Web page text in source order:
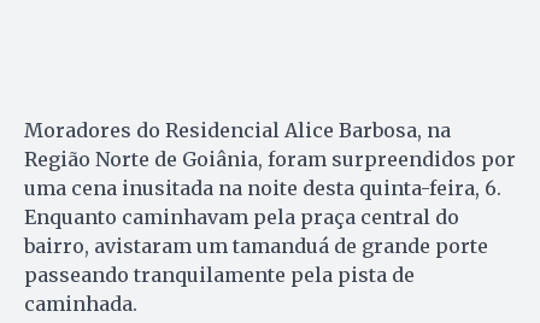
Moradores do Residencial Alice Barbosa, na
Região Norte de Goiânia, foram surpreendidos por
uma cena inusitada na noite desta quinta-feira, 6.
Enquanto caminhavam pela praça central do
bairro, avistaram um tamanduá de grande porte
passeando tranquilamente pela pista de
caminhada.